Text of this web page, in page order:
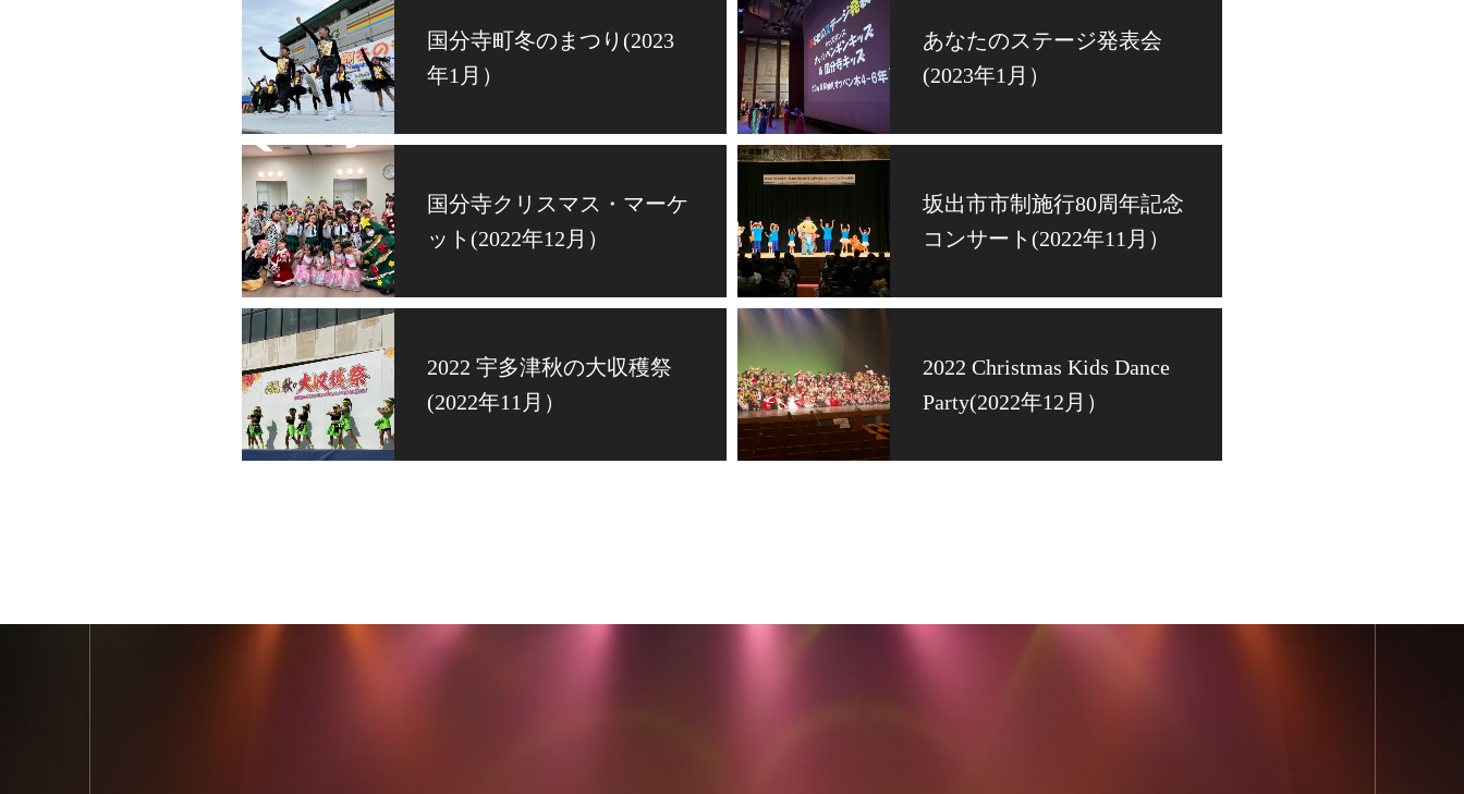
国分寺町冬のまつり(2023
年1月）
あなたのステージ発表会
(2023年1月）
国分寺クリスマス・マーケ
ット(2022年12月）
坂出市市制施行80周年記念
コンサート(2022年11月）
2022 宇多津秋の大収穫祭
(2022年11月）
2022 Christmas Kids Dance
Party(2022年12月）